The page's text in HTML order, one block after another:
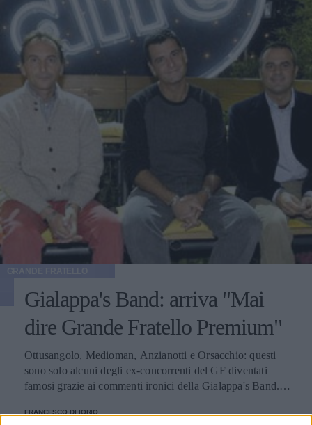
regalo del GF e sono finite a parlar male di Sheila
Capodanno. La ragazza di 28 anni, attualmente residente a
Roma, è di sicuro la concorrente più "in carne" di questa
edizione ed è stata presa di mira dalle perfide osservazioni
delle sue coinquiline sul suo aspetto fisico. In particolare
Guendalina Tavassi, Margherita Zanatta, Cristina Nadia
Alberto, Francesca Giaccari e Angelica Livraghi si sono
soffermate sulla taglia di Sheila e Guendalina ha rincarato
la dose, continuando a sparlare della simpatica bionda
napoletana: La cosa più bella è stata quando Norma le ha
detto che le stavano bene. Insomma, dopo i primi litigi
arrivano anche i primissimi schieramenti. Che le ragazze si
siano coalizzate contro la povera Sheila Capodanno? Di
certo, se la concorrente sapesse quello che hanno detto alle
sue spalle, potrebbe prendersela con il resto del gruppetto
femminile. È possibile vedere il video delle concorrenti in
lingerie sul sito di Mediaset.
Gialappa's Band: arriva "Mai
dire Grande Fratello Premium"
Ottusangolo, Medioman, Anzianotti e Orsacchio: questi
sono solo alcuni degli ex-concorrenti del GF diventati
famosi grazie ai commenti ironici della Gialappa's Band. Il
successo con il programma "Mai dire Grande Fratello",
FRANCESCO DI IORIO